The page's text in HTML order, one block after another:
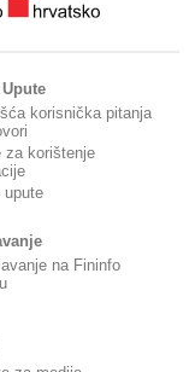
Upute
korisnička pitanja
za korištenje
upute
na Fininfo